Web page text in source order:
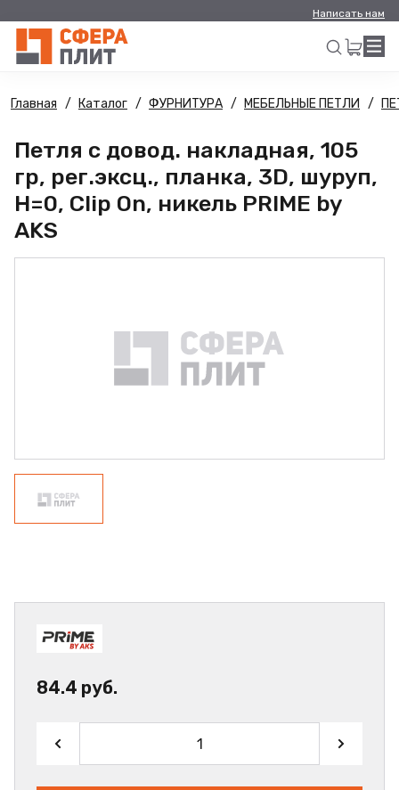
Написать нам
Искать
Главная Каталог ФУРНИТУРА МЕБЕЛЬНЫЕ ПЕТЛИ
Петля с довод. накладная, 105
гр, рег.эксц., планка, 3D, шуруп,
H=0, Clip On, никель PRIME by
AKS
84.4 руб.